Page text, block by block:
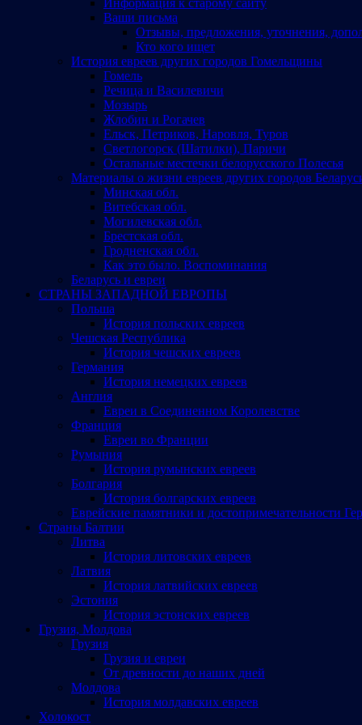
Ваши письма
Отзывы, предложения, уточнения,
Кто кого ищет
История евреев других городов Гомельщины
Гомель
Речица и Василевичи
Мозырь
Жлобин и Рогачев
Ельск, Петриков, Наровля, Туров
Светлогорск (Шатилки), Паричи
Остальные местечки белорусского Полесья
Материалы о жизни евреев других городов
Минская обл.
Витебская обл.
Могилевская обл.
Брестская обл.
Гродненская обл.
Как это было. Воспоминания
Беларусь и евреи
СТРАНЫ ЗАПАДНОЙ ЕВРОПЫ
Польша
История польских евреев
Чешская Республика
История чешских евреев
Германия
История немецких евреев
Англия
Евреи в Соединенном Королевстве
Франция
Евреи во Франции
Румыния
История румынских евреев
Болгария
История болгарских евреев
Еврейские памятники и достопримечательности
Страны Балтии
Литва
История литовских евреев
Латвия
История латвийских евреев
Эстония
История эстонских евреев
Грузия, Молдова
Грузия
Грузия и евреи
От древности до наших дней
Молдова
История молдавских евреев
Холокост